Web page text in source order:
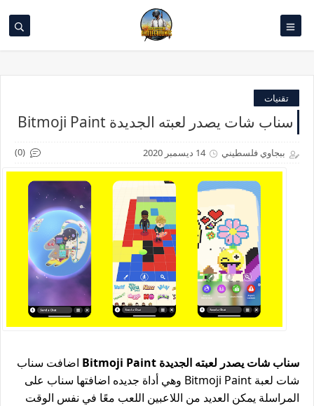
تقنيات
سناب شات يصدر لعبته الجديدة Bitmoji Paint
ببجاوي فلسطيني 14 ديسمبر 2020 (0)
سناب شات يصدر لعبته الجديدة Bitmoji Paint
اضافت سناب
شات لعبة Bitmoji Paint وهي أداة جديده اضافتها سناب على
المراسلة يمكن العديد من اللاعبين اللعب معًا في نفس الوقت